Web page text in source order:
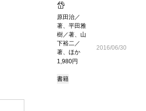
岱
原田治／
著、平田雅
樹／著、山
下裕二／
著、ほか
1,980円
2016/06/30
書籍